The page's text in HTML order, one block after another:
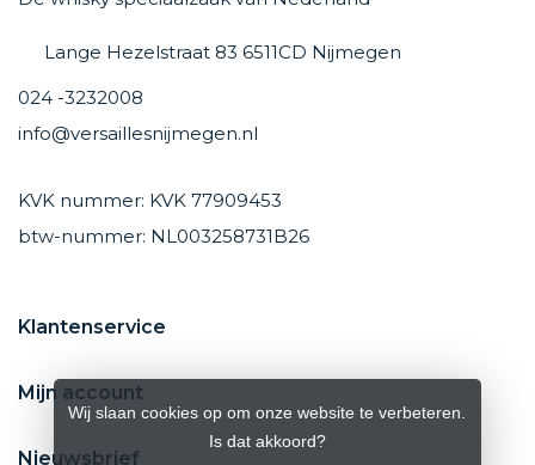
Lange Hezelstraat 83 6511CD Nijmegen
024 -3232008
info@versaillesnijmegen.nl
KVK nummer: KVK 77909453
btw-nummer: NL003258731B26
Klantenservice
Mijn account
Nieuwsbrief
Wij slaan cookies op om onze website te verbeteren.
Is dat akkoord?